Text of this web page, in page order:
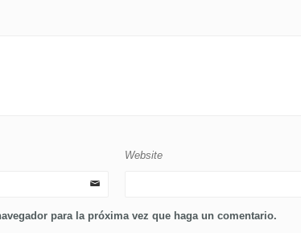
Website
para la próxima vez que haga un comentario.